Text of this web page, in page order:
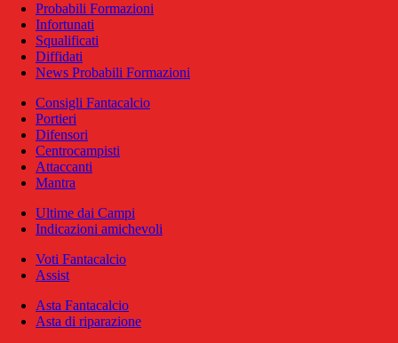
Probabili Formazioni
Infortunati
Squalificati
Diffidati
News Probabili Formazioni
Consigli Fantacalcio
Portieri
Difensori
Centrocampisti
Attaccanti
Mantra
Ultime dai Campi
Indicazioni amichevoli
Voti Fantacalcio
Assist
Asta Fantacalcio
Asta di riparazione